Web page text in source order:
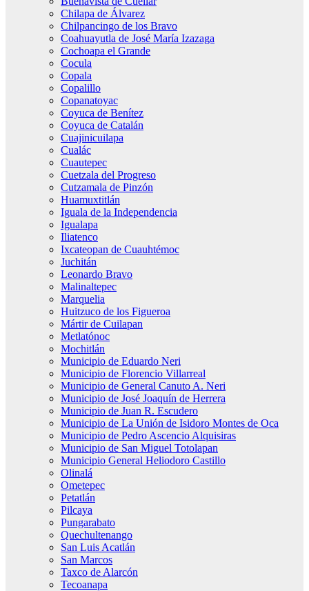
Chilapa de Álvarez
Chilpancingo de los Bravo
Coahuayutla de José María Izazaga
Cochoapa el Grande
Cocula
Copala
Copalillo
Copanatoyac
Coyuca de Benítez
Coyuca de Catalán
Cuajinicuilapa
Cualác
Cuautepec
Cuetzala del Progreso
Cutzamala de Pinzón
Huamuxtitlán
Iguala de la Independencia
Igualapa
Iliatenco
Ixcateopan de Cuauhtémoc
Juchitán
Leonardo Bravo
Malinaltepec
Marquelia
Huitzuco de los Figueroa
Mártir de Cuilapan
Metlatónoc
Mochitlán
Municipio de Eduardo Neri
Municipio de Florencio Villarreal
Municipio de General Canuto A. Neri
Municipio de José Joaquín de Herrera
Municipio de Juan R. Escudero
Municipio de La Unión de Isidoro Montes de Oca
Municipio de Pedro Ascencio Alquisiras
Municipio de San Miguel Totolapan
Municipio General Heliodoro Castillo
Olinalá
Ometepec
Petatlán
Pilcaya
Pungarabato
Quechultenango
San Luis Acatlán
San Marcos
Taxco de Alarcón
Tecoanapa